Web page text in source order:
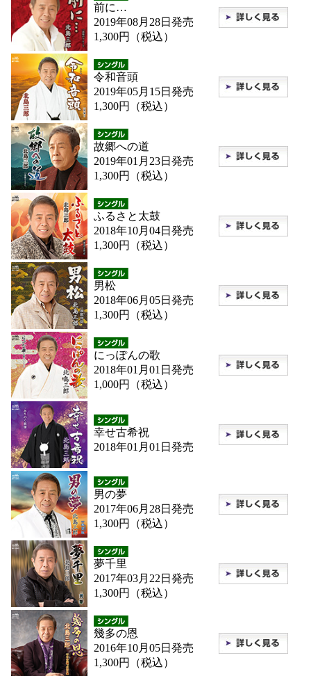
前に…
2019年08月28日発売
1,300円（税込）
令和音頭
2019年05月15日発売
1,300円（税込）
故郷への道
2019年01月23日発売
1,300円（税込）
ふるさと太鼓
2018年10月04日発売
1,300円（税込）
男松
2018年06月05日発売
1,300円（税込）
にっぽんの歌
2018年01月01日発売
1,000円（税込）
幸せ古希祝
2018年01月01日発売
男の夢
2017年06月28日発売
1,300円（税込）
夢千里
2017年03月22日発売
1,300円（税込）
幾多の恩
2016年10月05日発売
1,300円（税込）